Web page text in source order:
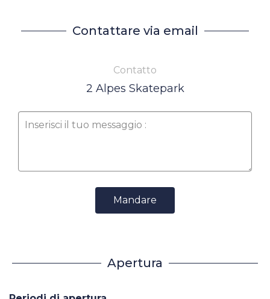
Contattare via email
Contatto
2 Alpes Skatepark
Mandare
Apertura